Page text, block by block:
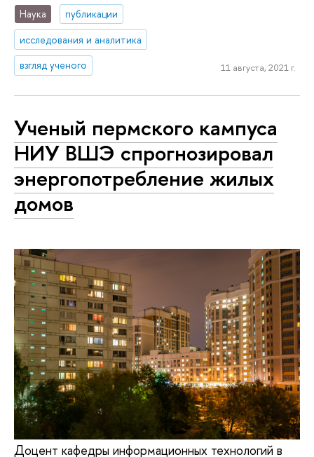
Наука
публикации
исследования и аналитика
взгляд ученого
11 августа, 2021 г.
Ученый пермского кампуса
НИУ ВШЭ спрогнозировал
энергопотребление жилых
домов
Доцент кафедры информационных технологий в